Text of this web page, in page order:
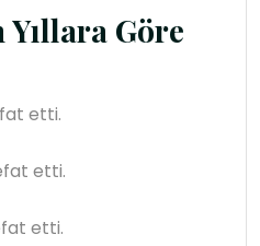
Yıllara Göre
etti.
etti.
etti.